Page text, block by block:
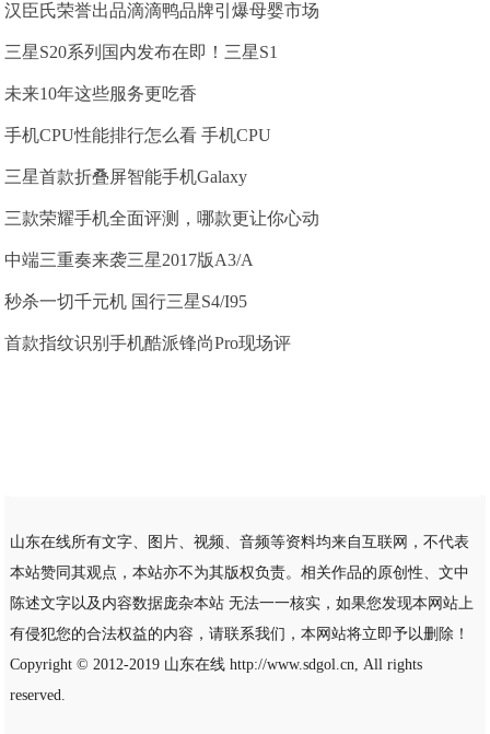
汉臣氏荣誉出品滴滴鸭品牌引爆母婴市场
三星S20系列国内发布在即！三星S1
未来10年这些服务更吃香
手机CPU性能排行怎么看 手机CPU
三星首款折叠屏智能手机Galaxy
三款荣耀手机全面评测，哪款更让你心动
中端三重奏来袭三星2017版A3/A
秒杀一切千元机 国行三星S4/I95
首款指纹识别手机酷派锋尚Pro现场评
山东在线所有文字、图片、视频、音频等资料均来自互联网，不代表
本站赞同其观点，本站亦不为其版权负责。相关作品的原创性、文中
陈述文字以及内容数据庞杂本站 无法一一核实，如果您发现本网站上
有侵犯您的合法权益的内容，请联系我们，本网站将立即予以删除！
Copyright © 2012-2019 山东在线http://www.sdgol.cn, All rights
reserved.